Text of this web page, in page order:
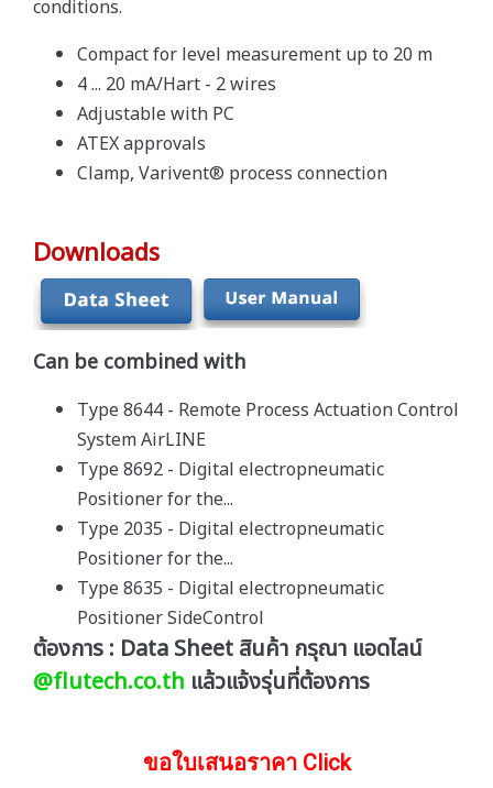
conditions.
Compact for level measurement up to 20 m
4 ... 20 mA/Hart - 2 wires
Adjustable with PC
ATEX approvals
Clamp, Varivent® process connection
Downloads
Can be combined with
Type 8644 - Remote Process Actuation Control
System AirLINE
Type 8692 - Digital electropneumatic
Positioner for the...
Type 2035 - Digital electropneumatic
Positioner for the...
Type 8635 - Digital electropneumatic
Positioner SideControl
ต้องการ : Data Sheet สินค้า กรุณา แอดไลน์
@flutech.co.th แล้วแจ้งรุ่นที่ต้องการ
ขอใบเสนอราคา Click